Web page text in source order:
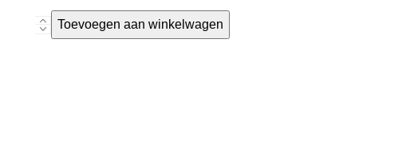
FCS
Poncho
Toevoegen aan winkelwagen